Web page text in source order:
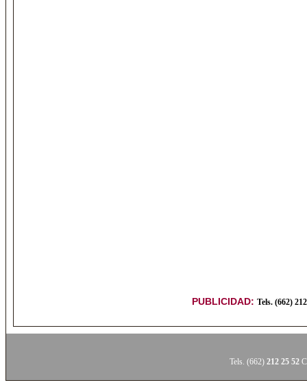
PUBLICIDAD: Tels. (662)
Tels. (662) 212 25 52